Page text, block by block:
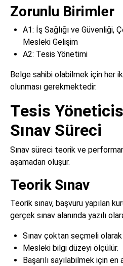
Zorunlu Birimler
A1: İş Sağlığı ve Güvenliği,
Mesleki Gelişim
A2: Tesis Yönetimi
Belge sahibi olabilmek için her
olunması gerekmektedir.
Tesis
Sınav Süreci
Sınav süreci teorik ve
aşamadan oluşur.
Teorik Sınav
Teorik sınav, başvuru yapılan
gerçek sınav alanında yazılı
Sınav çoktan seçmeli olarak
Mesleki bilgi düzeyi ölçülür.
Başarılı sayılabilmek için en